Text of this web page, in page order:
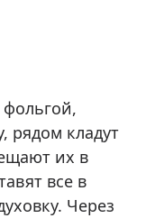
рядом кладут
их в
все в
Через